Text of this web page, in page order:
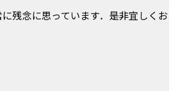
残念に思っています．是非宜しくお